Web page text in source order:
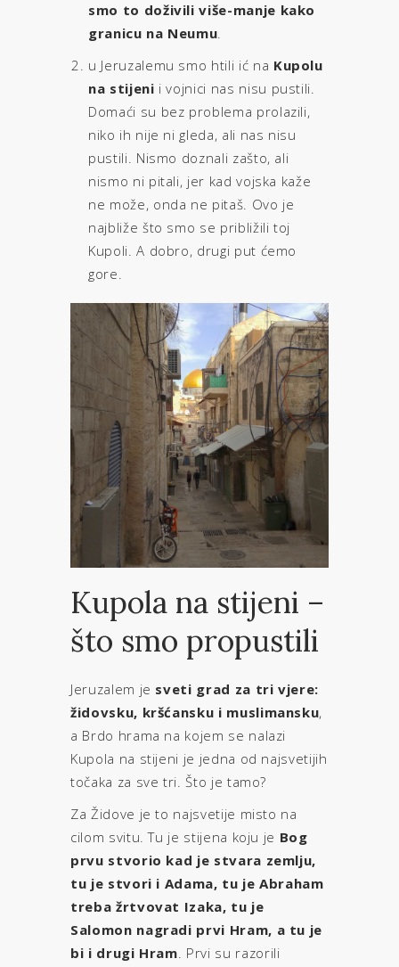
smo to doživili više-manje kako
granicu na Neumu.
u Jeruzalemu smo htili ić na Kupolu
na stijeni i vojnici nas nisu pustili.
Domaći su bez problema prolazili,
niko ih nije ni gleda, ali nas nisu
pustili. Nismo doznali zašto, ali
nismo ni pitali, jer kad vojska kaže
ne može, onda ne pitaš. Ovo je
najbliže što smo se približili toj
Kupoli. A dobro, drugi put ćemo
gore.
Kupola na stijeni –
što smo propustili
Jeruzalem je sveti grad za tri vjere:
židovsku, kršćansku i muslimansku,
a Brdo hrama na kojem se nalazi
Kupola na stijeni je jedna od najsvetijih
točaka za sve tri. Što je tamo?
Za Židove je to najsvetije misto na
cilom svitu. Tu je stijena koju je Bog
prvu stvorio kad je stvara zemlju,
tu je stvori i Adama, tu je Abraham
treba žrtvovat Izaka, tu je
Salomon nagradi prvi Hram, a tu je
bi i drugi Hram . Prvi su razorili